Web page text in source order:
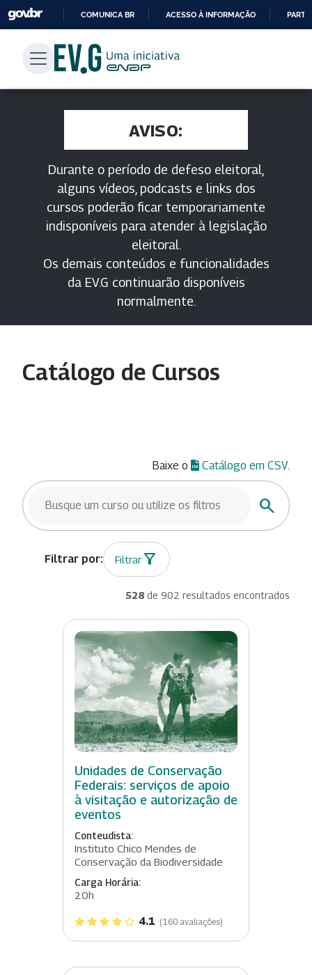
PARA
CONTEÚDO
COMUNICA BR ACESSO À INFORMAÇÃO
AVISO:
Durante o período de defeso eleitoral,
alguns vídeos, podcasts e links dos
cursos poderão ficar temporariamente
indisponíveis para atender à legislação
eleitoral.
Os demais conteúdos e funcionalidades
da EV.G continuarão disponíveis
normalmente.
Catálogo de Cursos
Baixe o Catálogo em CSV.
BUSCAR CURSOS
Buscar
Filtrar
528 de 902 resultados encontrados
Unidades de Conservação
Federais: serviços de apoio
à visitação e autorização de
eventos
Conteudista:
Instituto Chico Mendes de
Conservação da Biodiversidade
Carga Horária:
20h
4.1 (160 avaliações)